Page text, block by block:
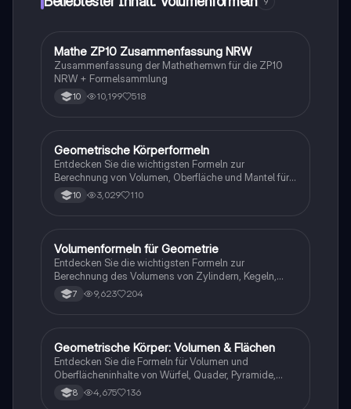
Mathe
Mathe ZP10 Zusammenfassung NRW
Zusammenfassung der Mathethemwn für die ZP10
NRW + Formelsammlung
10 10,199 518
Mathe
Geometrische Körperformeln
Entdecken Sie die wichtigsten Formeln zur
Berechnung von Volumen, Oberfläche und Mantel für
verschiedene geometrische Körper wie Zylinder,
Pyramiden, Kegel, Würfel und Quader. Ideal für
10 3,029 110
Mathe
Volumenformeln für Geometrie
Entdecken Sie die wichtigsten Formeln zur
Berechnung des Volumens von Zylindern, Kegeln,
Kugeln, Quadern, Prismen und Pyramiden. Diese
Übersicht bietet klare Beispiele und Erklärungen für
7 9,623 204
Mathe
Geometrische Körper: Volumen & Flächen
Entdecken Sie die Formeln für Volumen und
Oberflächeninhalte von Würfel, Quader, Pyramide,
Zylinder, Kugel und Kegel. Diese Zusammenfassung
bietet klare Berechnungen für Mantelflächen und
8 4,675 136